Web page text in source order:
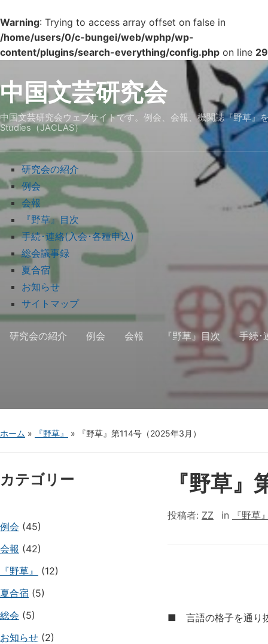
Warning: Trying to access array offset on false in
/home/users/0/c-bungei/web/wphp/wp-
content/plugins/search-everything/config.php on line 29
中国文芸研究会
中国文芸研究会ウェブサイトです。例会、会報、機関誌『野草
Studies（JACLAS）
研究会の紹介
例会
会報
『野草』目次
手続･連絡(入会･各種申込)
総会議事録
夏合宿
お知らせ
サイトマップ
研究会の紹介 例会 会報 『野草』目次 手続･
ホーム » 『野草』 » 『野草』第114号（2025年3月）
カテゴリー
例会 (45)
会報 (42)
『野草』
(12)
夏合宿 (5)
総会 (5)
お知らせ (2)
『野草
投稿者: ZZ in 『野草
■ 言語の格子を通り